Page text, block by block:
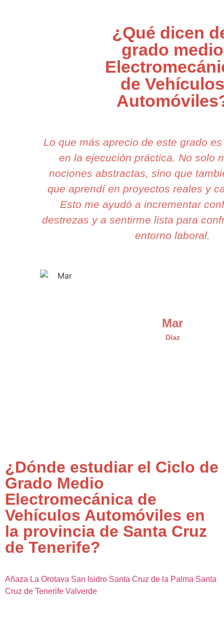
¿Qué dicen
grado medio
de Vehículos
Lo que más aprecio de este grado
en la ejecución práctica. No solo
nociones abstractas, sino que
que aprendí en proyectos reales y
Esto me ayudó a incrementar
destrezas y a sentirme lista para
entorno laboral.
Mar
Díaz
¿Dónde estudiar el Ciclo de
Grado Medio
Electromecánica de
Vehículos Automóviles en
la provincia de Santa Cruz
de Tenerife?
Añaza La Orotava San Isidro Santa Cruz de la Palma Santa
Cruz de Tenerife Valverde